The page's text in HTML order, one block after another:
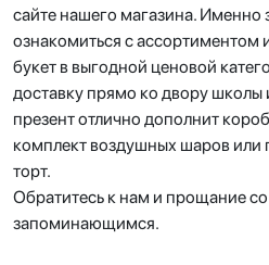
сайте нашего магазина. Именно
ознакомиться с
букет в выгодной ценовой
доставку прямо ко двору
презент отлично дополнит
комплект воздушных шаров или
торт.
Обратитесь к нам и прощание
запоминающимся.